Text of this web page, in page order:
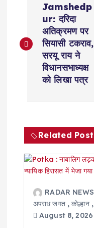
s
a
v
Jamshedp
ur: दरिदा
अतिक्रमण पर
सियासी टकराव,
सरयू राय ने
विधानसभाध्यक्ष
को लिखा पत्र
Related
RADAR
अपराध जगत,कोल्हान
August 8, 2026